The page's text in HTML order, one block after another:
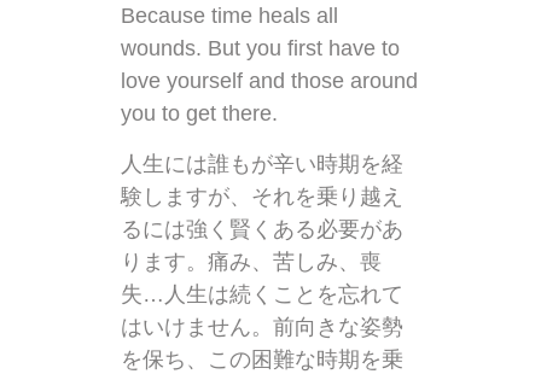
Because time heals all
wounds. But you first have to
love yourself and those around
you to get there.
人生には誰もが辛い時期を経
験しますが、それを乗り越え
るには強く賢くある必要があ
ります。痛み、苦しみ、喪
失…人生は続くことを忘れて
はいけません。前向きな姿勢
を保ち、この困難な時期を乗